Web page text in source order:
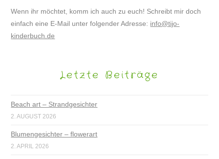
Wenn ihr möchtet, komm ich auch zu euch! Schreibt mir doch
einfach eine E-Mail unter folgender Adresse: info@tijo-
kinderbuch.de
Letzte Beiträge
Beach art – Strandgesichter
2. AUGUST 2026
Blumengesichter – flowerart
2. APRIL 2026